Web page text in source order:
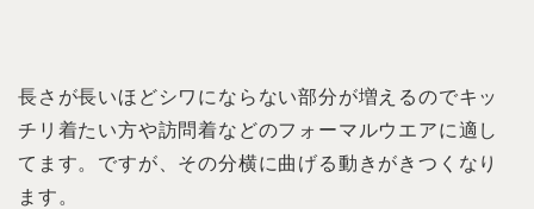
長さが長いほどシワにならない部分が増えるのでキッ
チリ着たい方や訪問着などのフォーマルウエアに適し
てます。ですが、その分横に曲げる動きがきつくなり
ます。